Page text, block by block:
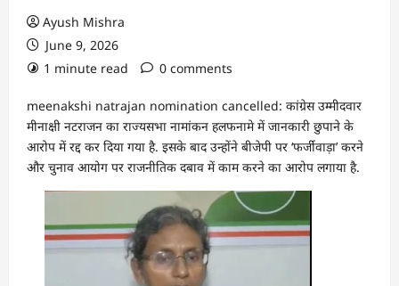
Ayush Mishra
June 9, 2026
1 minute read
0 comments
meenakshi natrajan nomination cancelled: कांग्रेस उम्मीदवार
मीनाक्षी नटराजन का राज्यसभा नामांकन हलफनामे में जानकारी छुपाने के
आरोप में रद्द कर दिया गया है. इसके बाद उन्होंने बीजेपी पर ‘फर्जीवाड़ा’ करने
और चुनाव आयोग पर राजनीतिक दबाव में काम करने का आरोप लगाया है.